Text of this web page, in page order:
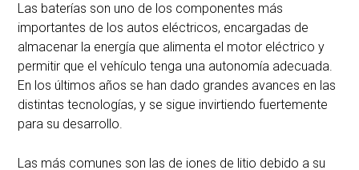
Las baterías son uno de los componentes más
importantes de los autos eléctricos, encargadas de
almacenar la energía que alimenta el motor eléctrico y
permitir que el vehículo tenga una autonomía adecuada.
En los últimos años se han dado grandes avances en las
distintas tecnologías, y se sigue invirtiendo fuertemente
para su desarrollo.
Las más comunes son las de iones de litio debido a su